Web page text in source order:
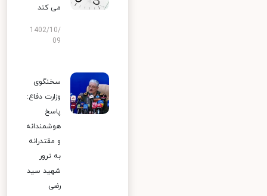
می‌ کند
1402/10/
09
سخنگوی
وزارت دفاع:
پاسخ
هوشمندانه
و مقتدرانه
به ترور
شهید سید
رضی